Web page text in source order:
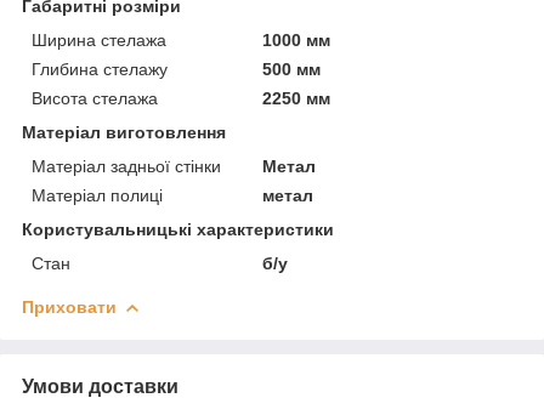
Габаритні розміри
Ширина стелажа
1000 мм
Глибина стелажу
500 мм
Висота стелажа
2250 мм
Матеріал виготовлення
Матеріал задньої стінки
Метал
Матеріал полиці
метал
Користувальницькі характеристики
Стан
б/у
Приховати
Умови доставки